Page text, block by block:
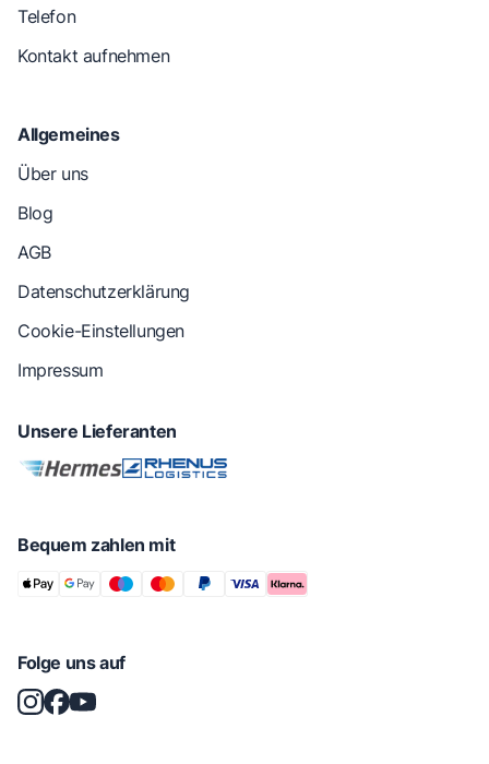
Telefon
Kontakt aufnehmen
Allgemeines
Über uns
Blog
AGB
Datenschutzerklärung
Cookie-Einstellungen
Impressum
Unsere Lieferanten
Bequem zahlen mit
Folge uns auf